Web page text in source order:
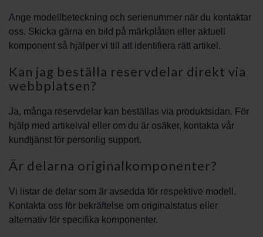
Ange modellbeteckning och serienummer när du kontaktar
oss. Skicka gärna en bild på märkplåten eller aktuell
komponent så hjälper vi till att identifiera rätt artikel.
Kan jag beställa reservdelar direkt via
webbplatsen?
Ja, många reservdelar kan beställas via produktsidan. För
hjälp med artikelval eller om du är osäker, kontakta vår
kundtjänst för personlig support.
Är delarna originalkomponenter?
Vi listar de delar som är avsedda för respektive modell.
Kontakta oss för bekräftelse om originalstatus eller
alternativ för specifika komponenter.